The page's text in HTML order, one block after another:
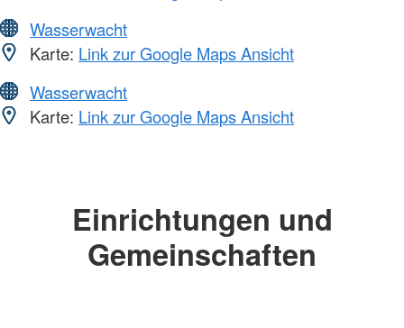
Wasserwacht
Karte: Link zur Google Maps Ansicht
Wasserwacht
Karte: Link zur Google Maps Ansicht
Einrichtungen und
Gemeinschaften